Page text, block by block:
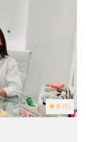
5 (5)